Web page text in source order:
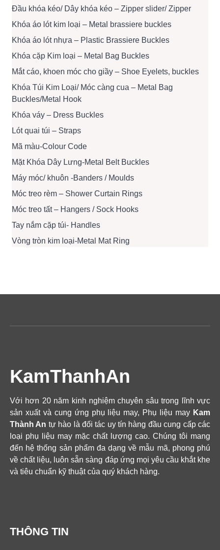
Đầu khóa kéo/ Dây khóa kéo – Zipper slider/ Zipper
Khóa áo lót kim loại – Metal brassiere buckles
Khóa áo lót nhựa – Plastic Brassiere Buckles
Khóa cặp Kim loại – Metal Bag Buckles
Mắt cáo, khoen móc cho giầy – Shoe Eyelets, buckles
Khóa Túi Kim Loại/ Móc càng cua – Metal Bag
Buckles/Metal Hook
Khóa váy – Dress Buckles
Lót quai túi – Straps
Mã màu-Colour Code
Mặt Khóa Dây Lưng-Metal Belt Buckles
Máy móc/ khuôn -Banders / Moulds
Móc treo rèm – Shower Curtain Rings
Móc treo tất – Hangers / Sock Hooks
Tay nắm cặp túi- Handles
Vòng tròn kim loại-Metal Mat Ring
KamThanhAn
Với hơn 20 năm kinh nghiệm chuyên sâu trong lĩnh vực
sản xuất và cung ứng phụ liệu may, Phụ liệu may Kam
Thành An tự hào là đối tác uy tín hàng đầu cung cấp các
loại phụ liệu may mặc chất lượng cao. Chúng tôi mang
đến hệ thống sản phẩm đa dạng về mẫu mã, phong phú
về chất liệu, luôn sẵn sàng đáp ứng mọi yêu cầu khắt khe
và tiêu chuẩn kỹ thuật của quý khách hàng.
THÔNG TIN